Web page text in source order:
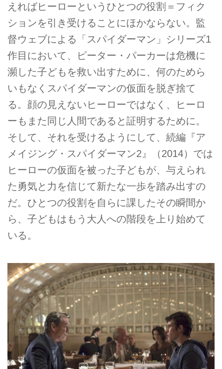
えればヒーローというひとつの役割＝フィク
ションを引き受けることにほかならない。監
督ウェブによる「スパイダーマン」シリーズ1
作目において、ピーター・パーカーは危機に
瀕した子どもを救い出すために、何のためら
いもなくスパイダーマンの仮面を脱ぎ捨て
る。顔の見えないヒーローではなく、ヒーロ
ーもまた同じ人間であると証明するために。
そして、それを受けるようにして、続編『ア
メイジング・スパイダーマン2』（2014）では
ヒーローの仮面を被った子どもが、与えられ
た勇気と力を信じて新たな一歩を踏み出すの
だ。ひとつの役割を自らに課したその瞬間か
ら、子どもはもう大人への階段を上り始めて
いる。